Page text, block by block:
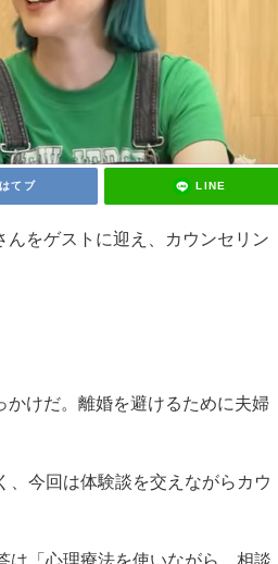
はてブ LINE
をゲストに迎え、カウンセリン
けだ。離婚を避けるために夫婦
、今回は体験談を交えながらカウ
は「心理療法を使いながら、相談